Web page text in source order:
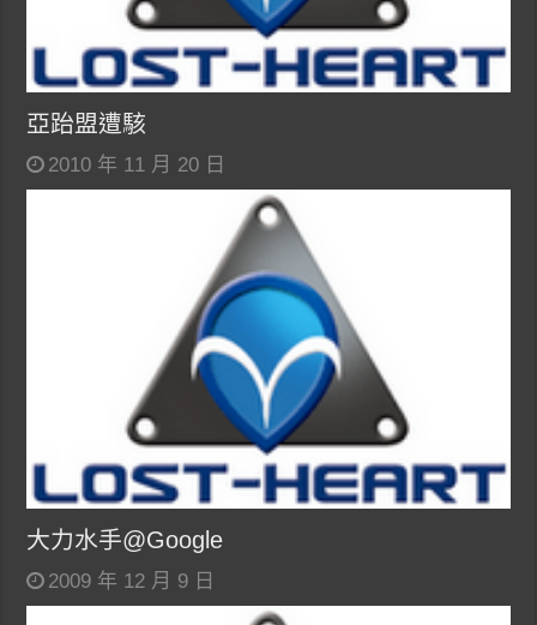
亞跆盟遭駭
2010 年 11 月 20 日
大力水手@Google
2009 年 12 月 9 日